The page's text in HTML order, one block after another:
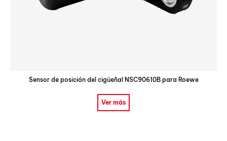
Sensor de posición del cigüeñal NSC90610B para Roewe
Ver más